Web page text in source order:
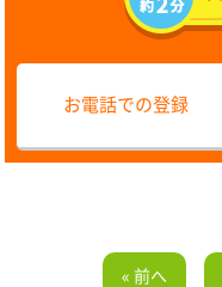
お電話での登録
« 前へ